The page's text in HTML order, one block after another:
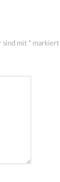
sind mit * markiert